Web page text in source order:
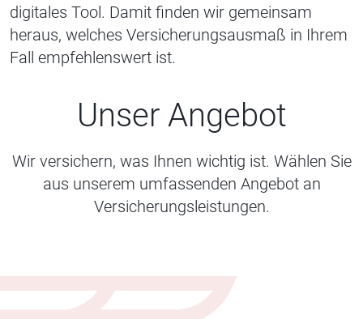
digitales Tool. Damit finden wir gemeinsam
heraus, welches Versicherungsausmaß in Ihrem
Fall empfehlenswert ist.
Unser Angebot
Wir versichern, was Ihnen wichtig ist. Wählen Sie
aus unserem umfassenden Angebot an
Versicherungsleistungen.